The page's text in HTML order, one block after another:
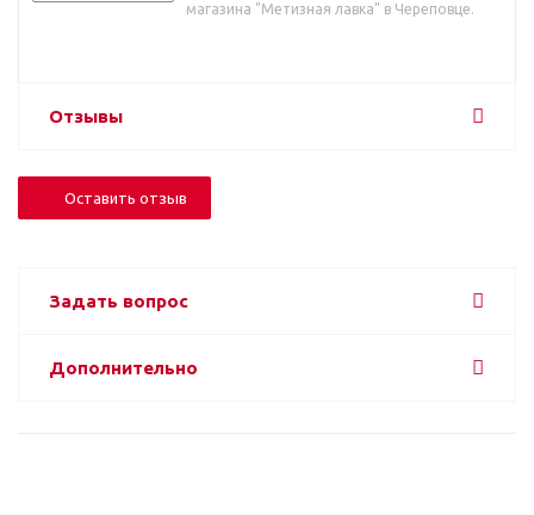
магазина "Метизная лавка" в Череповце.
Отзывы
Оставить отзыв
Задать вопрос
Дополнительно